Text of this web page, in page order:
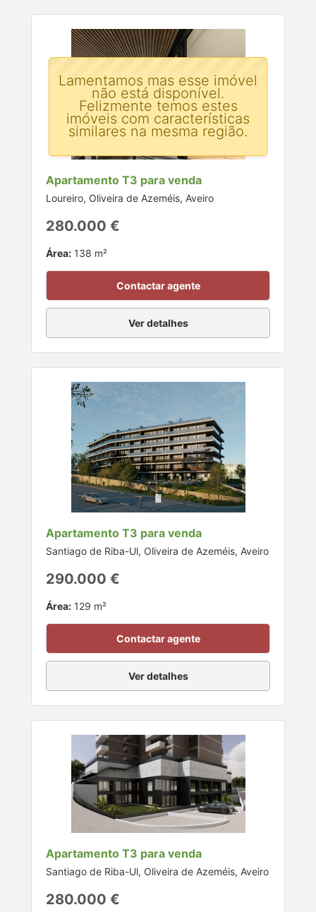
Apartamento T3 para venda
Loureiro, Oliveira de Azeméis, Aveiro
280.000 €
Área: 138 m²
Contactar agente
Ver detalhes
Apartamento T3 para venda
Santiago de Riba-Ul, Oliveira de Azeméis, Aveiro
290.000 €
Área: 129 m²
Contactar agente
Ver detalhes
Apartamento T3 para venda
Santiago de Riba-Ul, Oliveira de Azeméis, Aveiro
280.000 €
Lamentamos mas esse imóvel
não está disponível.
Felizmente temos estes
imóveis com características
similares na mesma região.